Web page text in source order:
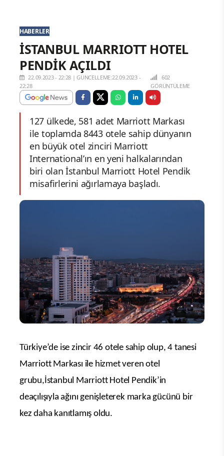
HABERLER
İSTANBUL MARRIOTT HOTEL
PENDİK AÇILDI
22.09.2023 - 22:28 |GÜNCELLEME:22.09.2023 -
22:28
602
GÖRÜNTÜLEME
127 ülkede, 581 adet Marriott Markası
ile toplamda 8443 otele sahip dünyanın
en büyük otel zinciri Marriott
International’ın en yeni halkalarından
biri olan İstanbul Marriott Hotel Pendik
misafirlerini ağırlamaya başladı.
Türkiye’de ise zincir 46 otele sahip olup, 4 tanesi
Marriott Markası ile hizmet veren otel
grubu,İstanbul Marriott Hotel Pendik’in
deaçılışıyla ağını genişleterek marka gücünü bir
kez daha kanıtlamış oldu.